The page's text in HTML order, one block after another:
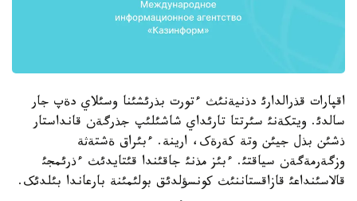
اقپارات قذرالدارئ دذنيةنئث ءتورت بذرئشئنا وسئلاي دةپ جار
سالدئ. ويتکةنئ سئرتتا تارئداي شاشئلئپ جذرگةن قانداستار
ذشئن بذل جيئن وتة کةرةک، ارينة. ءبئراق ةشتةثة
وزگةرمةگةن سياقتئ. ءبئز مذنئ جاقئندا قئتايدئث ءذرئمجئ
قالاسئنداعئ قازاقستاننئث کونسؤلدئق بولئمئنة بارعاندا بئلدئک.